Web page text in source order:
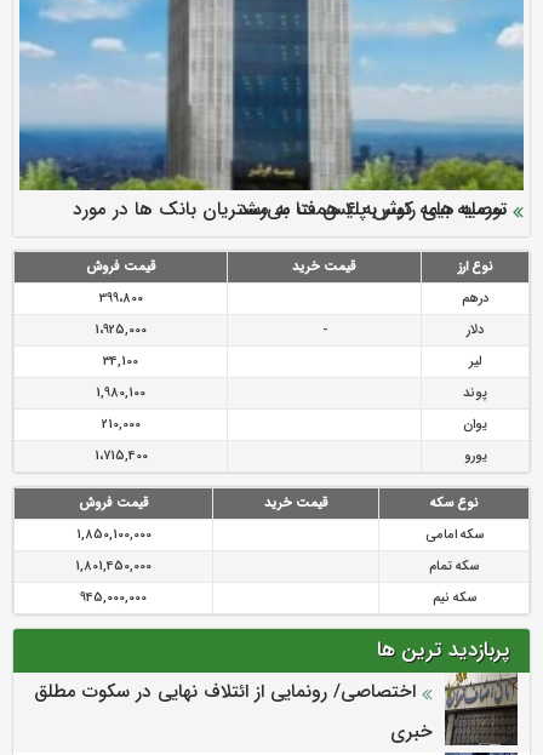
ارزش سهام عدالت بالا رفت
سرمایه بیمه کوثر به ۴ همت می‌رسد
نود ثانیه با فولاد سنگان
تقدیر دبیرکل سندیکای بیمه گران ایران از اقدامات مدیرعامل بیمه
رازی
توصیه های رئیس پلیس فتا به مشتریان بانک ها در مورد
پیشگیری از سرقت های مجازی
نوع ارز قیمت خرید
قیمت فروش
درهم
399،800
دلار
-
1،925,000
لیر
34,100
پوند
1,980,100
یوان
210,000
یورو
1،715,400
نوع سکه قیمت خرید
قیمت فروش
سکه امامی
1,850,100,000
سکه تمام
1,801,450,000
سکه نیم
945,000,000
پربازدید ترین ها
اختصاصی/ رونمایی از ائتلاف‌ نهایی در سکوت مطلق
خبری